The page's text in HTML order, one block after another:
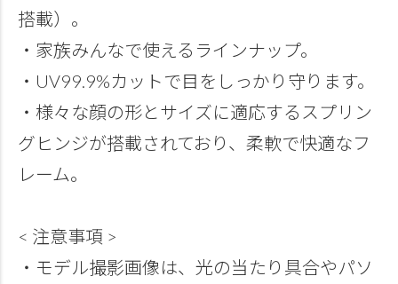
搭載）。
・家族みんなで使えるラインナップ。
・UV99.9%カットで目をしっかり守ります。
・様々な顔の形とサイズに適応するスプリン
グヒンジが搭載されており、柔軟で快適なフ
レーム。
< 注意事項 >
・モデル撮影画像は、光の当たり具合やパソ